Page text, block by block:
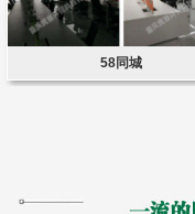
58同城